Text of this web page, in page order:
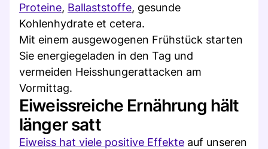
Proteine, Ballaststoffe, gesunde
Kohlenhydrate et cetera.
Mit einem ausgewogenen Frühstück starten
Sie energiegeladen in den Tag und
vermeiden Heisshungerattacken am
Vormittag.
Eiweissreiche Ernährung hält
länger satt
Eiweiss hat viele positive Effekte auf unseren